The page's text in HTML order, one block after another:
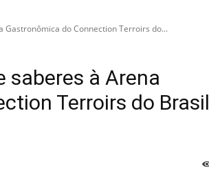
Gastronômica do Connection Terroirs do...
saberes à Arena
Terroirs do Brasil